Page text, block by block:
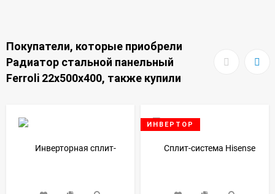
Покупатели, которые приобрели
Радиатор стальной панельный
Ferroli 22x500x400, также купили
ИНВЕРТОР